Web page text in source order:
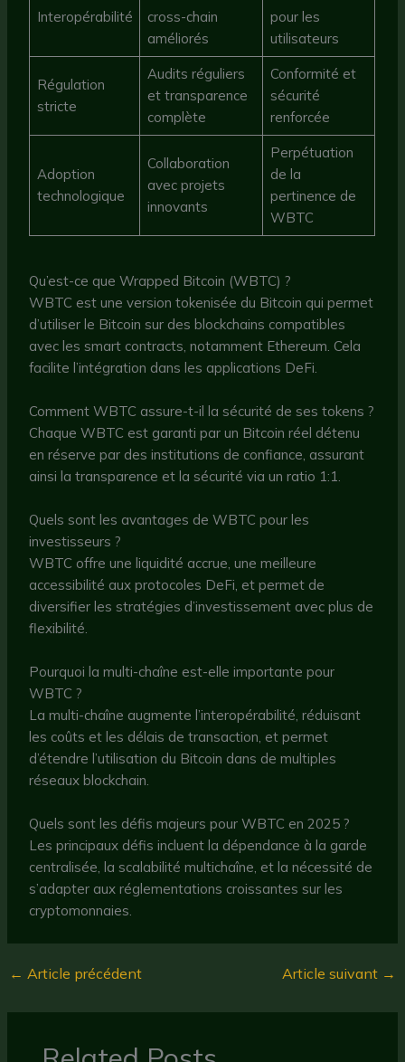
Interopérabilité
cross-chain
améliorés
pour les
utilisateurs
Régulation
stricte
Audits réguliers
et transparence
complète
Conformité et
sécurité
renforcée
Adoption
technologique
Collaboration
avec projets
innovants
Perpétuation
de la
pertinence de
WBTC
Qu’est-ce que Wrapped Bitcoin (WBTC) ?
WBTC est une version tokenisée du Bitcoin qui permet
d’utiliser le Bitcoin sur des blockchains compatibles
avec les smart contracts, notamment Ethereum. Cela
facilite l’intégration dans les applications DeFi.
Comment WBTC assure-t-il la sécurité de ses tokens ?
Chaque WBTC est garanti par un Bitcoin réel détenu
en réserve par des institutions de confiance, assurant
ainsi la transparence et la sécurité via un ratio 1:1.
Quels sont les avantages de WBTC pour les
investisseurs ?
WBTC offre une liquidité accrue, une meilleure
accessibilité aux protocoles DeFi, et permet de
diversifier les stratégies d’investissement avec plus de
flexibilité.
Pourquoi la multi-chaîne est-elle importante pour
WBTC ?
La multi-chaîne augmente l’interopérabilité, réduisant
les coûts et les délais de transaction, et permet
d’étendre l’utilisation du Bitcoin dans de multiples
réseaux blockchain.
Quels sont les défis majeurs pour WBTC en 2025 ?
Les principaux défis incluent la dépendance à la garde
centralisée, la scalabilité multichaîne, et la nécessité de
s’adapter aux réglementations croissantes sur les
cryptomonnaies.
← Article précédent Article suivant →